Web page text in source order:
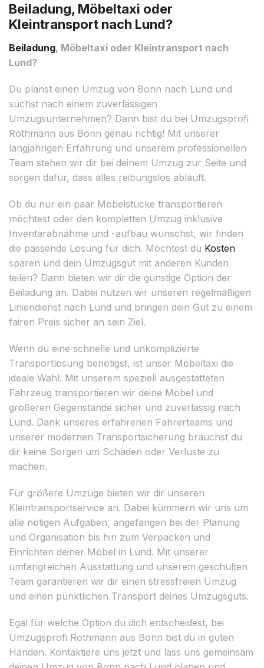
Beiladung, Möbeltaxi oder
Kleintransport nach Lund?
Beiladung, Möbeltaxi oder Kleintransport nach
Lund?
Du planst einen Umzug von Bonn nach Lund und
suchst nach einem zuverlässigen
Umzugsunternehmen? Dann bist du bei Umzugsprofi
Rothmann aus Bonn genau richtig! Mit unserer
langjährigen Erfahrung und unserem professionellen
Team stehen wir dir bei deinem Umzug zur Seite und
sorgen dafür, dass alles reibungslos abläuft.
Ob du nur ein paar Möbelstücke transportieren
möchtest oder den kompletten Umzug inklusive
Inventarabnahme und -aufbau wünschst, wir finden
die passende Lösung für dich. Möchtest du Kosten
sparen und dein Umzugsgut mit anderen Kunden
teilen? Dann bieten wir dir die günstige Option der
Beiladung an. Dabei nutzen wir unseren regelmäßigen
Liniendienst nach Lund und bringen dein Gut zu einem
fairen Preis sicher an sein Ziel.
Wenn du eine schnelle und unkomplizierte
Transportlösung benötigst, ist unser Möbeltaxi die
ideale Wahl. Mit unserem speziell ausgestatteten
Fahrzeug transportieren wir deine Möbel und
größeren Gegenstände sicher und zuverlässig nach
Lund. Dank unseres erfahrenen Fahrerteams und
unserer modernen Transportsicherung brauchst du
dir keine Sorgen um Schäden oder Verluste zu
machen.
Für größere Umzüge bieten wir dir unseren
Kleintransportservice an. Dabei kümmern wir uns um
alle nötigen Aufgaben, angefangen bei der Planung
und Organisation bis hin zum Verpacken und
Einrichten deiner Möbel in Lund. Mit unserer
umfangreichen Ausstattung und unserem geschulten
Team garantieren wir dir einen stressfreien Umzug
und einen pünktlichen Transport deines Umzugsguts.
Egal für welche Option du dich entscheidest, bei
Umzugsprofi Rothmann aus Bonn bist du in guten
Händen. Kontaktiere uns jetzt und lass uns gemeinsam